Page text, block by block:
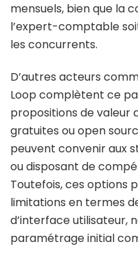
mensuels, bien que la
l’expert-comptable
les concurrents.
D’autres acteurs
Loop complètent ce
propositions de valeur
gratuites ou open
peuvent convenir aux
ou disposant de
Toutefois, ces options
limitations en termes
d’interface utilisateur,
paramétrage initial